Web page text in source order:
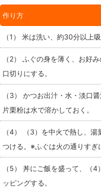
作り方
（1） 米は洗い、約30分以上
（2） ふぐの身を薄く、お好
口切りにする。
（3） かつお出汁・水・淡口
片栗粉は水で溶かしておく。
（4） （3）を中火で熱し、
つける。※ふぐは火の通りすぎ
（5） 丼にご飯を盛って、（
ッピングする。